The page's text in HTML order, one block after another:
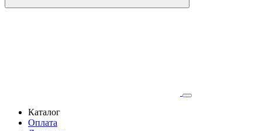
Каталог
Оплата